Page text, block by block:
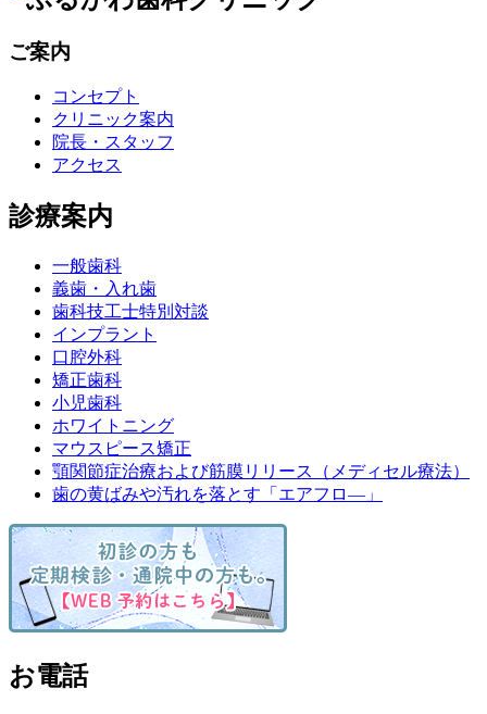
ご案内
コンセプト
クリニック案内
院長・スタッフ
アクセス
診療案内
一般歯科
義歯・入れ歯
歯科技工士特別対談
インプラント
口腔外科
矯正歯科
小児歯科
ホワイトニング
マウスピース矯正
顎関節症治療および筋膜リリース（メディセル療法）
歯の黄ばみや汚れを落とす「エアフロ―」
お電話